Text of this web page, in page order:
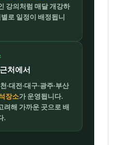
강의처럼 매달 개강하
로 일정이 배정됩니
처에서
·대전·대구·광주·부산
장소가 운영됩니다.
려해 가까운 곳으로 배
.